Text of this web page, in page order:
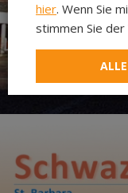
hier. Wenn Sie
stimmen Sie